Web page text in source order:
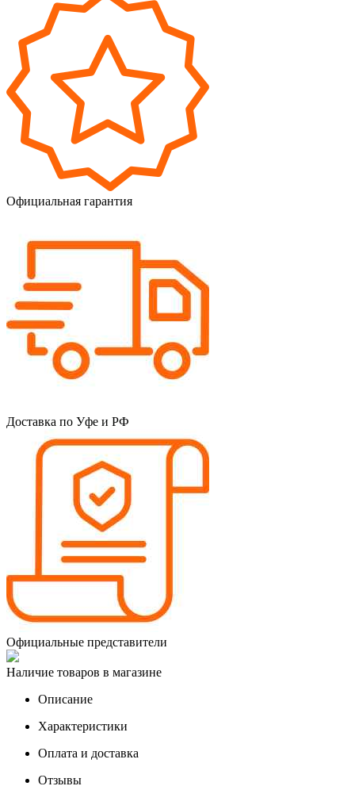
Официальная гарантия
Доставка по Уфе и РФ
Официальные представители
Наличие товаров в магазине
Описание
Характеристики
Оплата и доставка
Отзывы